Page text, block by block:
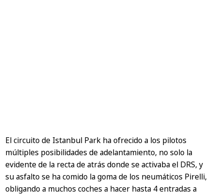
El circuito de Istanbul Park ha ofrecido a los pilotos
múltiples posibilidades de adelantamiento, no solo la
evidente de la recta de atrás donde se activaba el DRS, y
su asfalto se ha comido la goma de los neumáticos Pirelli,
obligando a muchos coches a hacer hasta 4 entradas a